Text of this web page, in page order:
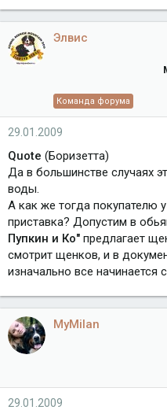
Элвис
Команда форума
29.01.2009
Quote (Боризетта)
Да в большинстве случаях
воды.
А как же тогда покупателю
приставка? Допустим в
Пупкин и Ко" предлагает
смотрит щенков, и в
изначально все
MyMilan
29.01.2009